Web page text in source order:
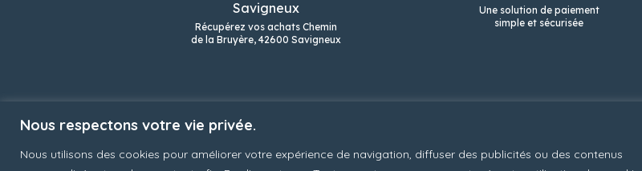
Nous respectons votre vie privée.
Nous utilisons des cookies pour améliorer votre expérience de navigation, diffuser des publicités ou des contenus
Savigneux
Récupérez vos achats Chemin
de la Bruyère, 42600 Savigneux
Une solution de paiement
simple et sécurisée